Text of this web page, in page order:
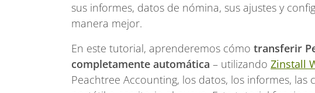
sus informes, datos de nómina, sus ajustes y
manera mejor.
En este tutorial, aprenderemos cómo transferir
completamente automática – utilizando Zinstall
Peachtree Accounting, los datos, los informes, las